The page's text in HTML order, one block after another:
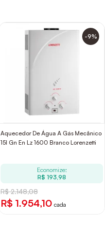
-9%
Aquecedor De Água A Gás Mecânico
15l Gn En Lz 1600 Branco Lorenzetti
Economize:
R$ 193,98
R$ 2.148,08
R$ 1.954,10 cada